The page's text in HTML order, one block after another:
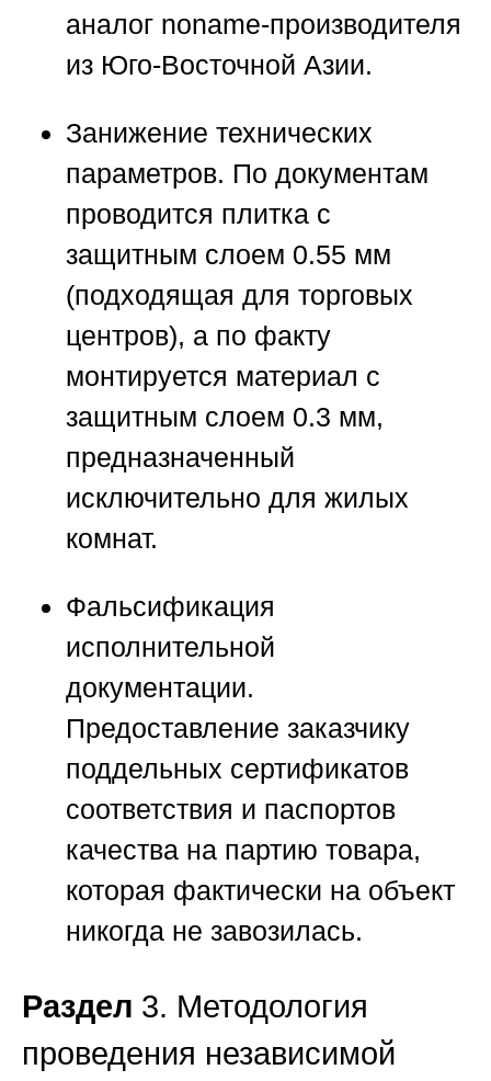
аналог noname-производителя
из Юго-Восточной Азии.
Занижение технических
параметров. По документам
проводится плитка с
защитным слоем 0.55 мм
(подходящая для торговых
центров), а по факту
монтируется материал с
защитным слоем 0.3 мм,
предназначенный
исключительно для жилых
комнат.
Фальсификация
исполнительной
документации.
Предоставление заказчику
поддельных сертификатов
соответствия и паспортов
качества на партию товара,
которая фактически на объект
никогда не завозилась.
Раздел 3. Методология
проведения независимой